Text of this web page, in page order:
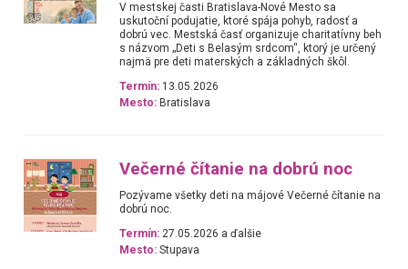
V mestskej časti Bratislava-Nové Mesto sa
uskutoční podujatie, ktoré spája pohyb, radosť a
dobrú vec. Mestská časť organizuje charitatívny beh
s názvom „Deti s Belasým srdcom“, ktorý je určený
najmä pre deti materských a základných škôl.
Termín: 13.05.2026
Mesto: Bratislava
Večerné čítanie na dobrú noc
Pozývame všetky deti na májové Večerné čítanie na
dobrú noc.
Termín: 27.05.2026 a ďalšie
Mesto: Stupava